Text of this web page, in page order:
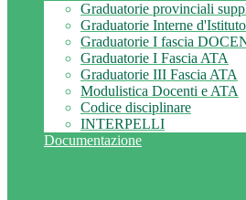
Graduatorie provinciali
Graduatorie Interne d'Istituto
Graduatorie I fascia
Graduatorie I Fascia ATA
Graduatorie III Fascia ATA
Modulistica Docenti e ATA
Codice disciplinare
INTERPELLI
Documentazione